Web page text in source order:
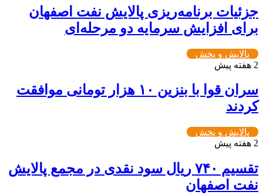
جزئیات برنامه‌ریزی پالایش نفت اصفهان
برای افزایش سرمایه دو مرحله‌ای
پالایش و پخش
2 هفته پیش
سران قوا با بنزین ۱۰ هزار تومانی موافقت
کردند
پالایش و پخش
2 هفته پیش
تقسیم ۷۴۰ ریال سود نقدی در مجمع پالایش
نفت اصفهان